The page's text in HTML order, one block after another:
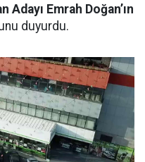
Adayı Emrah Doğan’ın
duyurdu.